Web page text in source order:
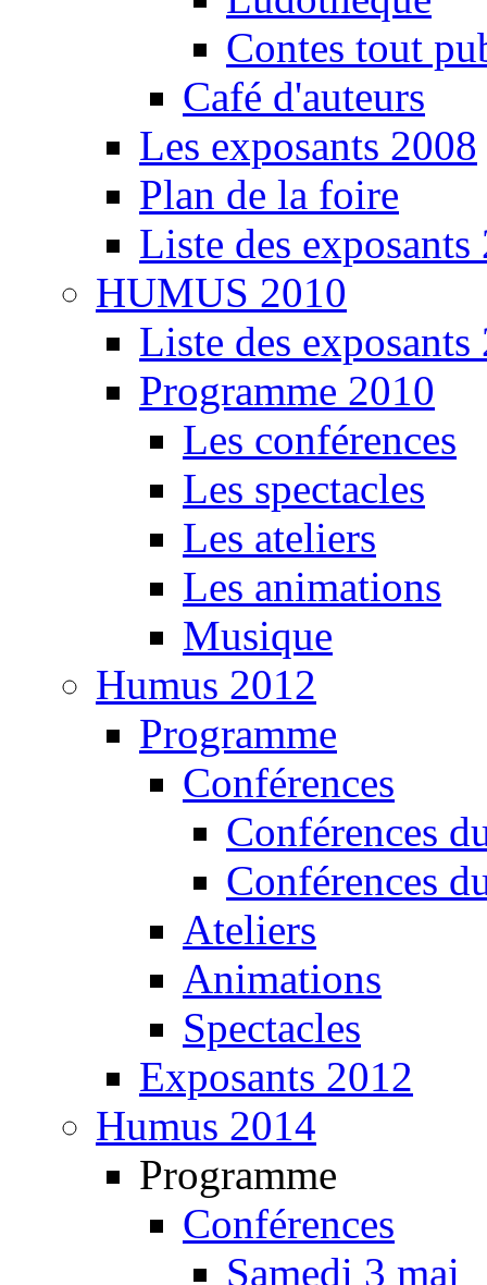
Contes tout
Café d'auteurs
Les exposants 2008
Plan de la foire
Liste des exposants
HUMUS 2010
Liste des exposants
Programme 2010
Les conférences
Les spectacles
Les ateliers
Les animations
Musique
Humus 2012
Programme
Conférences
Conférences
Conférences
Ateliers
Animations
Spectacles
Exposants 2012
Humus 2014
Programme
Conférences
Samedi 3 mai